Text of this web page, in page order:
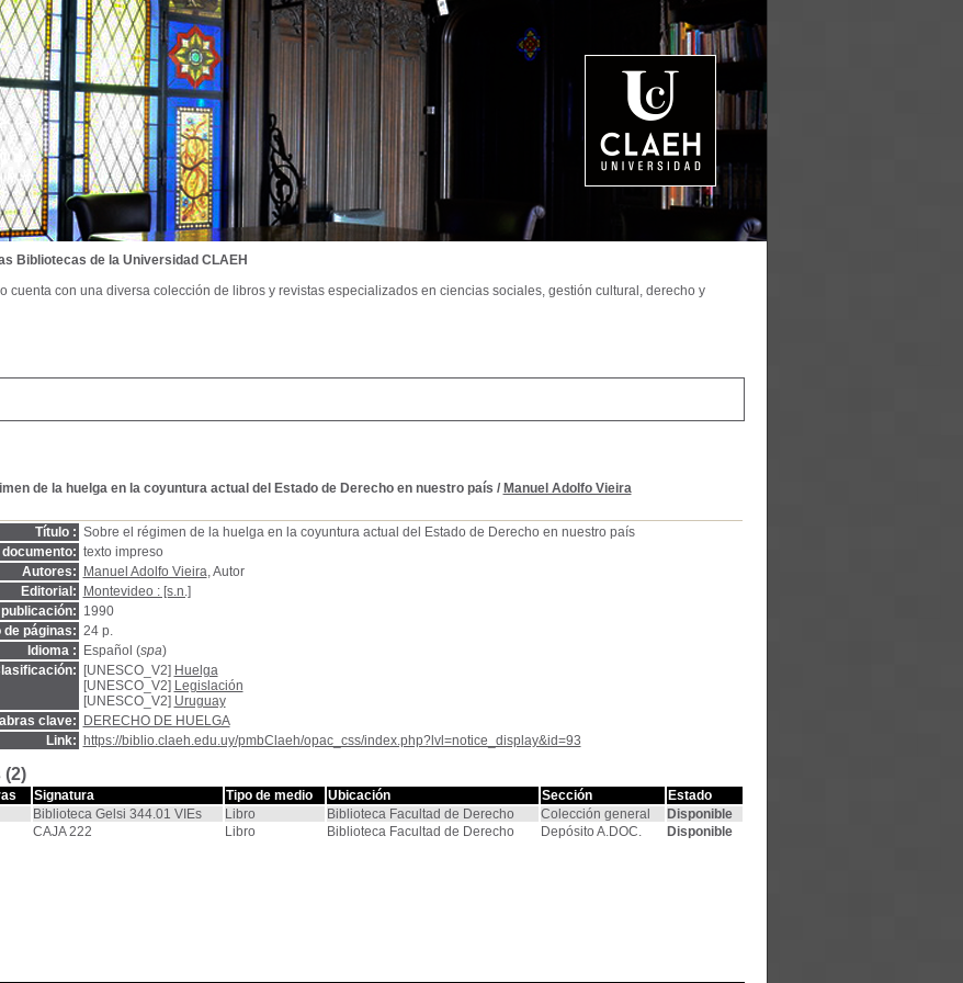
de la huelga en la coyuntura actual del Estado de Derecho en nuestro país / Manuel Adolfo Vieira
Título : Sobre el régimen de la huelga en la coyuntura actual del Estado de Derecho en nuestro país
documento: texto impreso
Autores:
Manuel Adolfo Vieira, Autor
Editorial:
Montevideo : [s.n.]
publicación: 1990
de páginas: 24 p.
Idioma :
Español (spa)
[UNESCO_V2] Huelga
[UNESCO_V2] Legislación
[UNESCO_V2] Uruguay
clave:
DERECHO DE HUELGA
Link:
https://biblio.claeh.edu.uy/pmbClaeh/opac_css/index.php?lvl=notice_display&id=93
(2)
Signatura Tipo de medio Ubicación Sección
Estado
Biblioteca Gelsi 344.01 VIEs Libro Biblioteca Facultad de Derecho Colección general
Disponible
CAJA 222 Libro Biblioteca Facultad de Derecho Depósito A.DOC. Disponible
Bibliotecas de la Universidad CLAEH
cuenta con una diversa colección de libros y revistas especializados en ciencias sociales, gestión cultural, derecho y